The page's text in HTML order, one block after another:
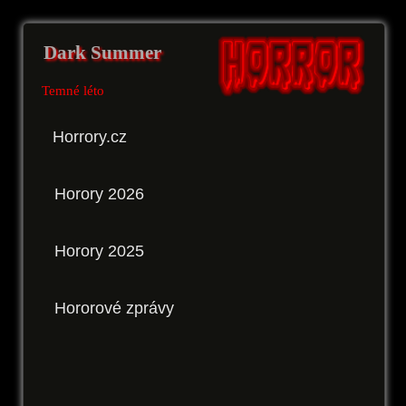
Dark Summer
Temné léto
Horrory.cz
Horory 2026
Horory 2025
Hororové zprávy